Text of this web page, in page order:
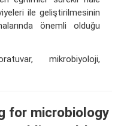
ile geliştirilmesinin
önemli olduğu
mikrobiyoloji,
for microbiology